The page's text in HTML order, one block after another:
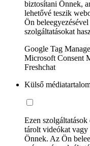
biztosítani Önnek,
lehetővé teszik
Ön
szolgáltatásokat
Google Tag
Microsoft Consent
Freshchat
Külső
Ezen
tárolt videókat vagy
Önnek. Az Ön